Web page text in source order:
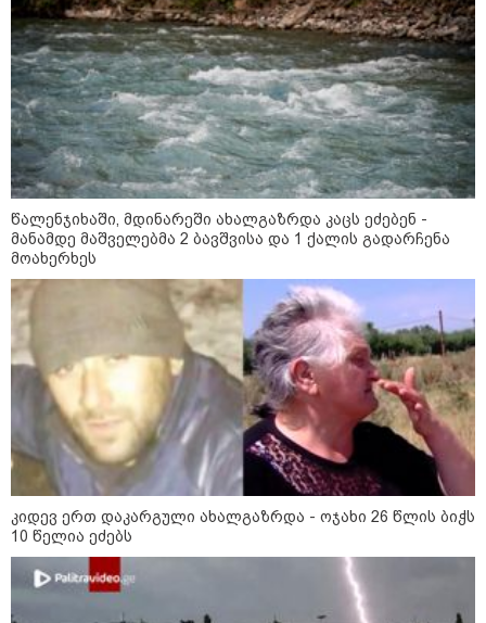
უკეთესი ცხოვრებისათვის" FIFA-ს 2026 წლის
მსოფლიო ჩემპიონატზე™
შეიძინე ალდაგის სამოგზაურო დაზღვევა და
მიიღე გაორმაგებული ინტერნეტი
საზოგადოება
წალენჯიხაში, მდინარეში ახალგაზრდა კაცს ეძებენ -
მანამდე მაშველებმა 2 ბავშვისა და 1 ქალის გადარჩენა
მოახერხეს
კიდევ ერთ დაკარგული ახალგაზრდა - ოჯახი 26 წლის ბიჭს
10 წელია ეძებს